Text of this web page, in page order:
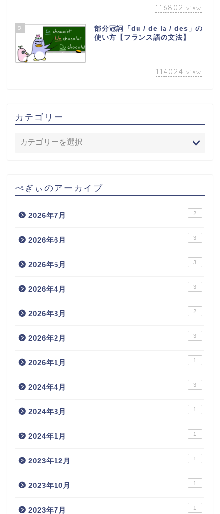
116802 view
5
部分冠詞「du / de la / des」の
使い方【フランス語の文法】
114024 view
カテゴリー
ぺぎぃのアーカイブ
2026年7月 2
2026年6月 3
2026年5月 3
2026年4月 3
2026年3月 2
2026年2月 3
2026年1月 1
2024年4月 3
2024年3月 1
2024年1月 1
2023年12月 1
2023年10月 1
2023年7月 1